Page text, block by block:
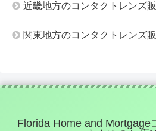
近畿地方のコンタクトレンズ
関東地方のコンタクトレンズ
Florida Home and Mortgage